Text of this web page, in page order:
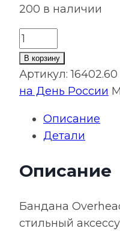
200 в наличии
Количество
товара
Бандана
Overhead,
В корзину
Артикул:16402.60
на День России
Описание
Детали
Описание
Бандана
стильный